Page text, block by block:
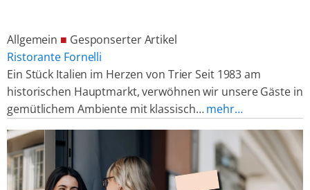
Allgemein ■ Gesponserter Artikel
Ristorante Fornelli
Ein Stück Italien im Herzen von Trier Seit 1983 am
historischen Hauptmarkt, verwöhnen wir unsere Gäste in
gemütlichem Ambiente mit klassisch…mehr…